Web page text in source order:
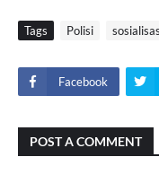
Tags Polisi
Facebook
POST A COMMENT